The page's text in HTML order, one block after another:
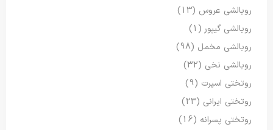
روبالشی عروس (13)
روبالشی گیپور(1)
روبالشی مخمل (98)
روبالشی نخی (32)
روتختی اسپرت (9)
روتختی ایرانی (23)
روتختی پسرانه (16)